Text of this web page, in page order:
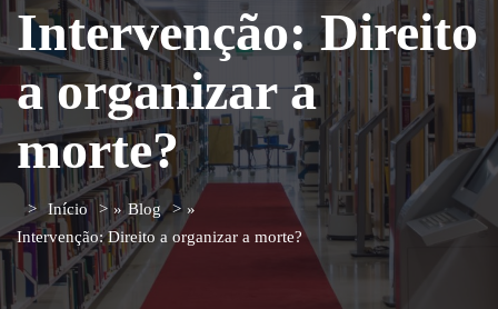
Intervenção: Direito
a organizar a
morte?
Início » Blog
»
Intervenção: Direito a organizar a morte?